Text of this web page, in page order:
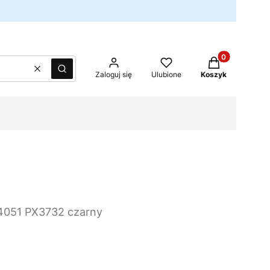
WyczyśćSzukaj Zaloguj się Ulubione
Produkty w
Koszyk
PX3732 czarny